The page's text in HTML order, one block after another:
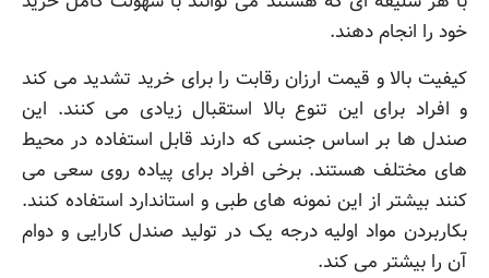
خود را انجام دهند.
کیفیت بالا و قیمت ارزان رقابت را برای خرید تشدید می کند
و افراد برای این تنوع بالا استقبال زیادی می کنند. این
صندل ها بر اساس جنسی که دارند قابل استفاده در محیط
های مختلف هستند. برخی افراد برای پیاده روی سعی می
کنند بیشتر از این نمونه های طبی و استاندارد استفاده کنند.
بکاربردن مواد اولیه درجه یک در تولید صندل کارایی و دوام
آن را بیشتر می کند.